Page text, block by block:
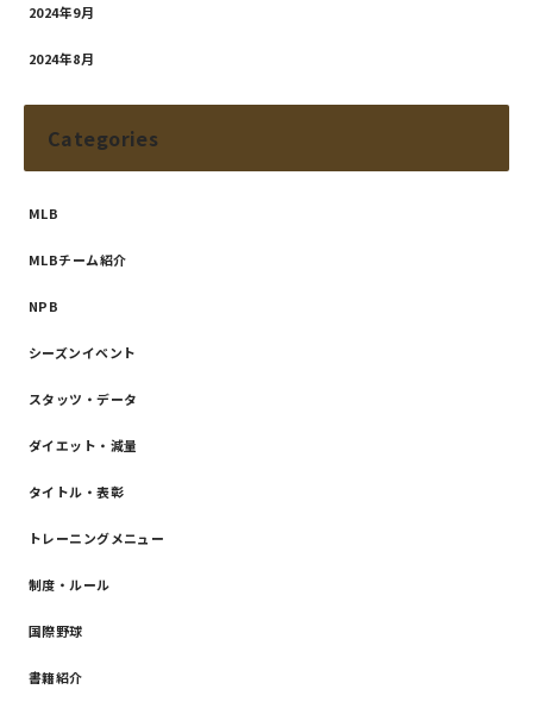
2024年9月
2024年8月
Categories
MLB
MLBチーム紹介
NPB
シーズンイベント
スタッツ・データ
ダイエット・減量
タイトル・表彰
トレーニングメニュー
制度・ルール
国際野球
書籍紹介